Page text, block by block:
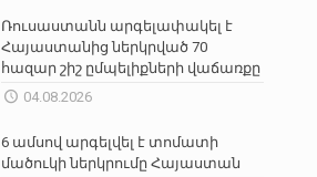
Ռուսաստանն արգելափակել է
Հայաստանից ներկրված 70
հազար շիշ ըմպելիքների վաճառքը
04.08.2026
6 ամսով արգելվել է տոմատի
մածուկի ներկրումը Հայաստան